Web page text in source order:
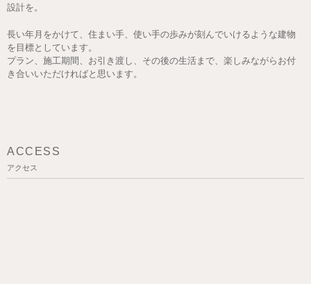
設計を。
長い年月をかけて、住まい手、使い手の歩みが刻んでいけるような建物
を目標としています。
プラン、施工期間、お引き渡し、その後の生活まで、楽しみながらお付
き合いいただければと思います。
ACCESS
アクセス